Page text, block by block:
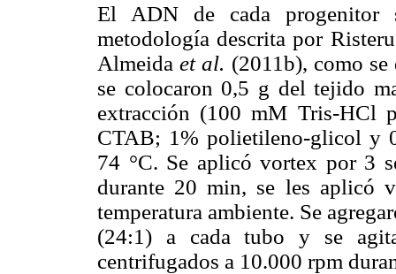
El ADN de cada progenitor
metodología descrita por
Almeidaet al. (2011b), como
se colocaron 0,5 g del tejido
extracción (100 mM Tris-HCl
CTAB; 1% polietileno-glicol y
74 °C. Se aplicó vortex por 3
durante 20 min, se les aplicó
temperatura ambiente. Se
(24:1) a cada tubo y se
centrifugados a 10.000 rpm